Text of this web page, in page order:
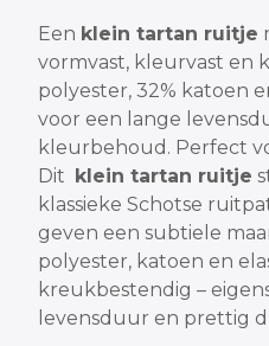
Een klein tartan ruitje
vormvast, kleurvast en
polyester, 32% katoen
voor een lange
kleurbehoud. Perfect
Dit klein tartan ruitje
klassieke Schotse
geven een subtiele
polyester, katoen en
kreukbestendig –
levensduur en prettig